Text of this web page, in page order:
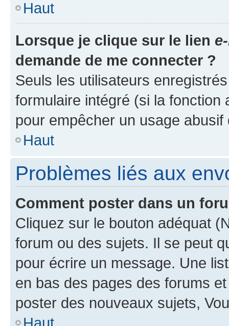
Haut
Lorsque je clique sur le lien
demande de me connecter ?
Seuls les utilisateurs
formulaire intégré (si la fonction
pour empêcher un usage
Haut
Problèmes liés aux
Comment poster dans un
Cliquez sur le bouton adéquat
forum ou des sujets. Il se peut
pour écrire un message. Une
en bas des pages des forums
poster des nouveaux sujets,
Haut